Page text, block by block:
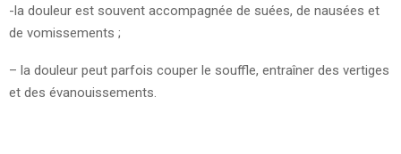
-la douleur est souvent accompagnée de suées, de nausées et
de vomissements ;
– la douleur peut parfois couper le souffle, entraîner des vertiges
et des évanouissements.